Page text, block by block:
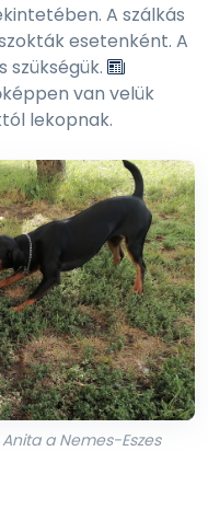
A szálkás
esetenként. A
szükségük.
van velük
lekopnak.
a Nemes-Eszes